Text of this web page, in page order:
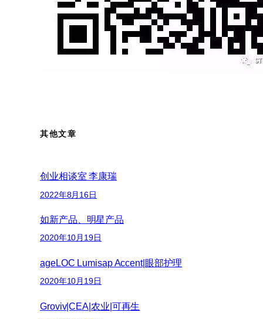
其他文章
创业相谈室 李康瑞
2022年8月16日
如新产品、明星产品
2020年10月19日
ageLOC Lumisap Accent|眼部护理
2020年10月19日
Groviv|CEA|农业|可再生